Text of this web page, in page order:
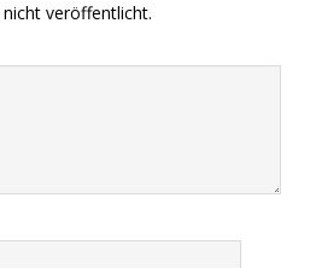
veröffentlicht.